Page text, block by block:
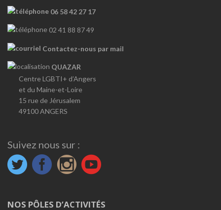
06 58 42 27 17
02 41 88 87 49
Contactez-nous par mail
QUAZAR
Centre LGBTI+ d’Angers
et du Maine-et-Loire
15 rue de Jérusalem
49100 ANGERS
Suivez nous sur :
NOS PÔLES D’ACTIVITÉS